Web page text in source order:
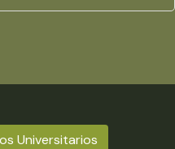
Universitarios